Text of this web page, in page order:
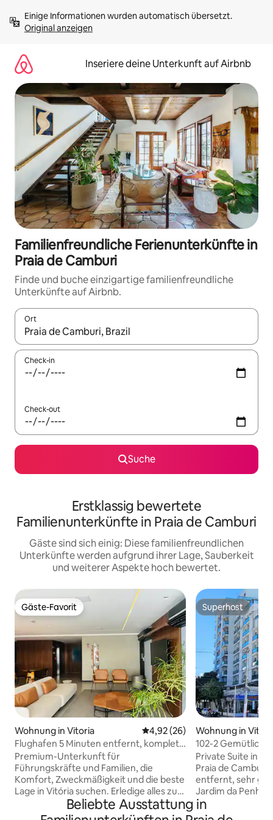
Inhalten
springenOriginal anzeigen
Inseriere deine Unterkunft auf Airbnb
Familienfreundliche Ferienunterkünfte in
Praia de Camburi
Finde und buche einzigartige familienfreundliche
Unterkünfte auf Airbnb.
Ort
Wenn Ergebnisse verfügbar sind, navigiere mit den
Check-in
Check-out
Suche
Erstklassig bewertete
Familienunterkünfte in Praia de Camburi
Gäste sind sich einig: Diese familienfreundlichen
Unterkünfte werden aufgrund ihrer Lage, Sauberkeit
und weiterer Aspekte hoch bewertet.
Gäste-Favorit
Gäste-Favorit
Wohnung in Vitoria Durchschnittliche Bewertung:
4,92 (26)
Flughafen 5 Minuten entfernt, komplett
klimatisiert | 250 m zum Meer
Premium-Unterkunft für
Führungskräfte und Familien, die
Komfort, Zweckmäßigkeit und die beste
Lage in Vitória suchen. Erledige alles zu
Fuß. Modernes, elegantes und
ausgestattetes Loft mit Highspeed-
Superhost
Superhost
Wohnung in
102-2 Gemütliche
Strand von
Private Suite in
Praia de
entfernt, sehr
Jardim da Penha
Canto, wo es
auch die besten
Beliebte Ausstattung in